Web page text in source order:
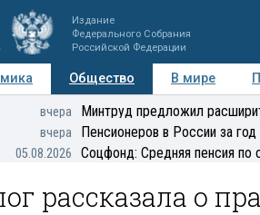
Издание
Федерального Собрания
Российской Федерации
Общество В мире
Мнения Регионы
вчера Минтруд предложил
вчера Пенсионеров в России за
05.08.2026 Соцфонд: Средняя пенсия по
рассказала о